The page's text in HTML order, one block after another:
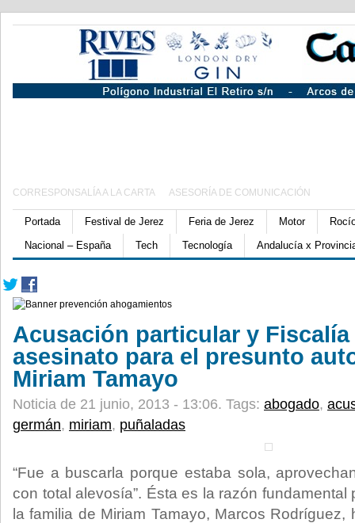
CORRESPONSALÍA A LA CARTA ASESORÍA DE COMUNICACIÓN
Portada Festival de Jerez Feria de Jerez Motor
Nacional – España
Tech Tecnología Andalucía x
Acusación particular y
asesinato para el presunto
Miriam Tamayo
Noticia de 21 junio, 2013 - 13:06. Tags: abogado,
germán, miriam, puñaladas
“Fue a buscarla porque estaba sola,
con total alevosía”. Ésta es la razón
la familia de Miriam Tamayo, Marcos